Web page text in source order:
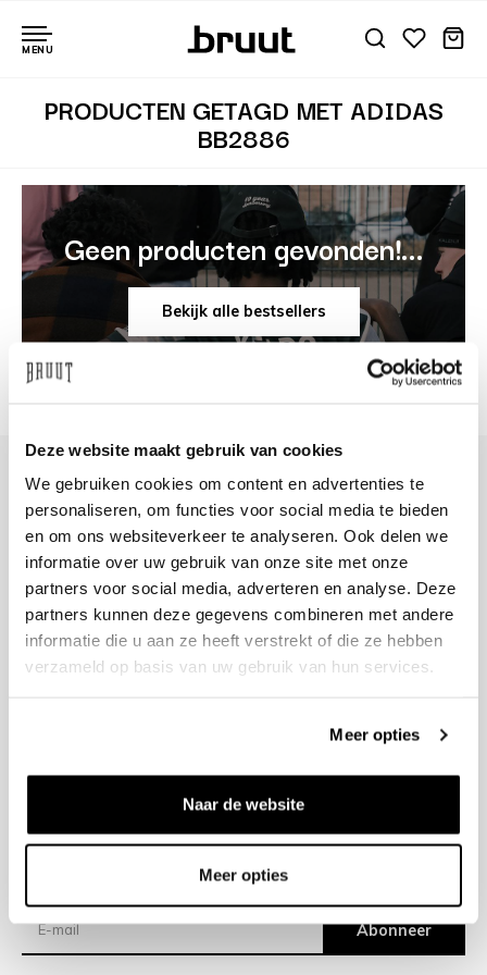
Deze website maakt gebruik van cookies
We gebruiken cookies om content en advertenties te
personaliseren, om functies voor social media te bieden
en om ons websiteverkeer te analyseren. Ook delen we
informatie over uw gebruik van onze site met onze
partners voor social media, adverteren en analyse. Deze
partners kunnen deze gegevens combineren met andere
informatie die u aan ze heeft verstrekt of die ze hebben
verzameld op basis van uw gebruik van hun services.
Meer opties
Naar de website
Meer opties
MENU
PRODUCTEN GETAGD MET ADIDAS
BB2886
Geen producten gevonden!...
Bekijk alle bestsellers
+31 23 205 2006
info@bruut.nl
Contact Formulier
Open 12:00 - 18:00
OPENINGSTIJDEN
Verzending
Abonneer